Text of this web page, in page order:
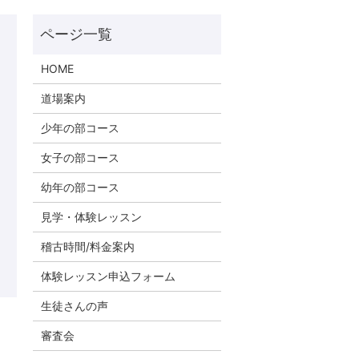
HOME
道場案内
少年の部コース
女子の部コース
幼年の部コース
見学・体験レッスン
稽古時間/料金案内
体験レッスン申込フォーム
生徒さんの声
審査会